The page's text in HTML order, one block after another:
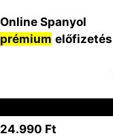
Online Spanyol
prémium előfizetés
24.990 Ft